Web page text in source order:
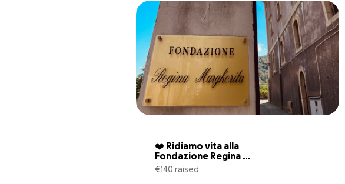
❤️ Ridiamo vita alla
Fondazione Regina
Margherita
€140 raised